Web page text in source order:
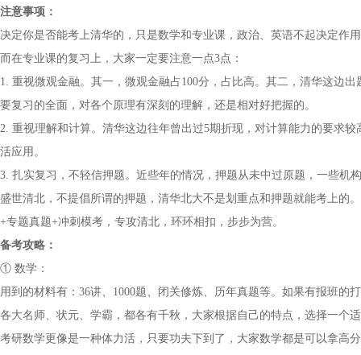
注意事项：
决定你是否能考上清华的，只是数学和专业课，政治、英语不起决定作
而在专业课的复习上，大家一定要注意一点3点：
1. 重视微观金融。其一，微观金融占100分，占比高。其二，清华这边
要复习的全面，对各个原理有深刻的理解，还是相对好把握的。
2. 重视理解和计算。清华这边往年曾出过5期折现，对计算能力的要求
活应用。
3. 扎实复习，不轻信押题。近些年的情况，押题从未中过原题，一些机
盛世清北，不提倡所谓的押题，清华北大不是划重点和押题就能考上的
+专题真题+冲刺模考，专攻清北，环环相扣，步步为营。
备考攻略：
① 数学：
用到的材料有：36讲、1000题、闭关修炼、历年真题等。如果有报班
各大名师、状元、学霸，都各有千秋，大家根据自己的特点，选择一个
考研数学更像是一种体力活，只要功夫下到了，大家数学都是可以拿高